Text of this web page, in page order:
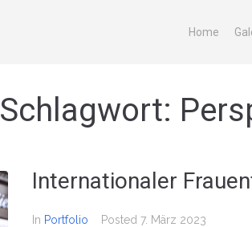
Home
Schlagwort:
Internationaler
In Portfolio Posted 7. März 2023